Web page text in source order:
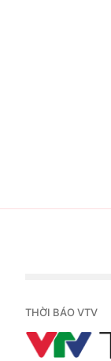
THỜI BÁO VTV